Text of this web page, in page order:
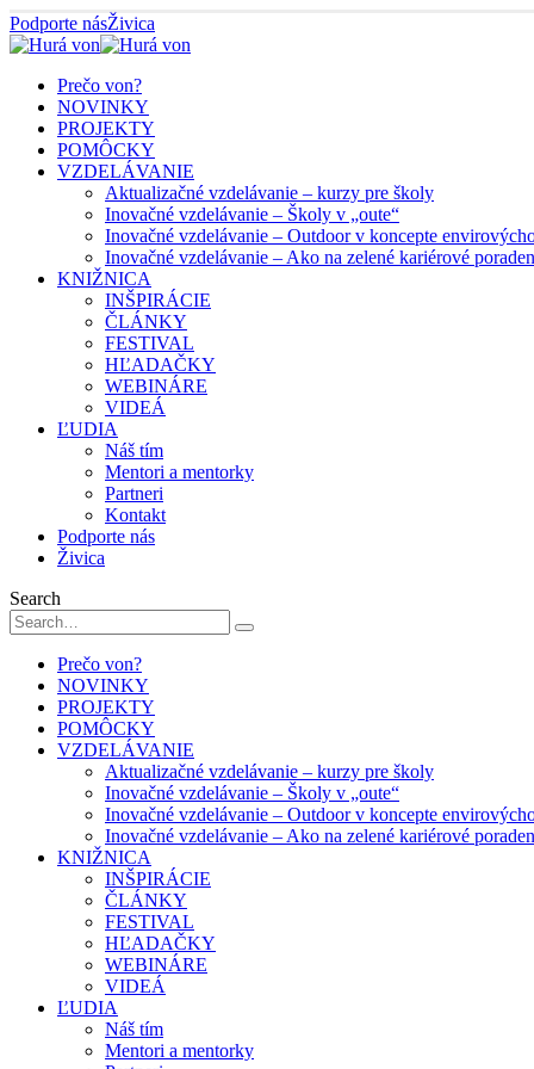
Podporte násŽivica
Prečo von?
NOVINKY
PROJEKTY
POMÔCKY
VZDELÁVANIE
Aktualizačné vzdelávanie – kurzy pre školy
Inovačné vzdelávanie – Školy v „oute“
Inovačné vzdelávanie – Outdoor v koncepte
Inovačné vzdelávanie – Ako na zelené kariérové
KNIŽNICA
INŠPIRÁCIE
ČLÁNKY
FESTIVAL
HĽADAČKY
WEBINÁRE
VIDEÁ
ĽUDIA
Náš tím
Mentori a mentorky
Partneri
Kontakt
Podporte nás
Živica
Search
Prečo von?
NOVINKY
PROJEKTY
POMÔCKY
VZDELÁVANIE
Aktualizačné vzdelávanie – kurzy pre školy
Inovačné vzdelávanie – Školy v „oute“
Inovačné vzdelávanie – Outdoor v koncepte
Inovačné vzdelávanie – Ako na zelené kariérové
KNIŽNICA
INŠPIRÁCIE
ČLÁNKY
FESTIVAL
HĽADAČKY
WEBINÁRE
VIDEÁ
ĽUDIA
Náš tím
Mentori a mentorky